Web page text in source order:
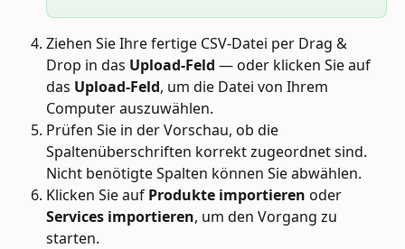
Ziehen Sie Ihre fertige CSV-Datei per Drag &
Drop in das Upload-Feld — oder klicken Sie auf
das Upload-Feld, um die Datei von Ihrem
Computer auszuwählen.
Prüfen Sie in der Vorschau, ob die
Spaltenüberschriften korrekt zugeordnet sind.
Nicht benötigte Spalten können Sie abwählen.
Klicken Sie auf Produkte importieren oder
Services importieren, um den Vorgang zu
starten.